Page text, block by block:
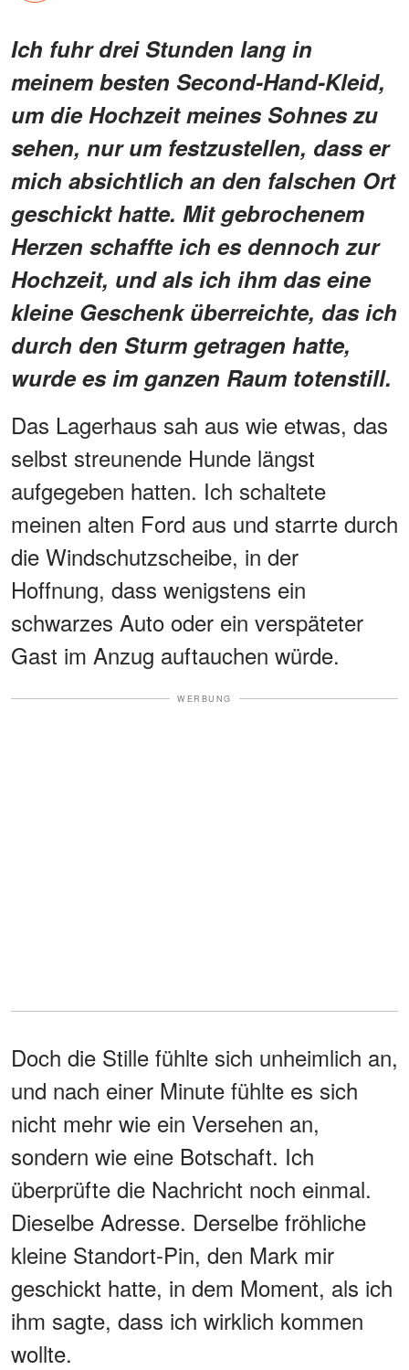
Ich fuhr drei Stunden lang in
meinem besten Second-Hand-Kleid,
um die Hochzeit meines Sohnes zu
sehen, nur um festzustellen, dass er
mich absichtlich an den falschen Ort
geschickt hatte. Mit gebrochenem
Herzen schaffte ich es dennoch zur
Hochzeit, und als ich ihm das eine
kleine Geschenk überreichte, das ich
durch den Sturm getragen hatte,
wurde es im ganzen Raum totenstill.
Das Lagerhaus sah aus wie etwas, das
selbst streunende Hunde längst
aufgegeben hatten. Ich schaltete
meinen alten Ford aus und starrte durch
die Windschutzscheibe, in der
Hoffnung, dass wenigstens ein
schwarzes Auto oder ein verspäteter
Gast im Anzug auftauchen würde.
WERBUNG
Doch die Stille fühlte sich unheimlich an,
und nach einer Minute fühlte es sich
nicht mehr wie ein Versehen an,
sondern wie eine Botschaft. Ich
überprüfte die Nachricht noch einmal.
Dieselbe Adresse. Derselbe fröhliche
kleine Standort-Pin, den Mark mir
geschickt hatte, in dem Moment, als ich
ihm sagte, dass ich wirklich kommen
wollte.